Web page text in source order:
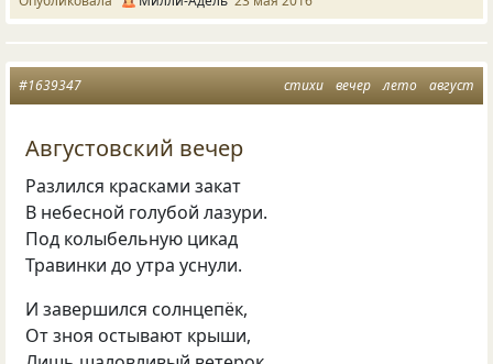
стихи вечер лето август
#1639347
Августовский вечер
Разлился красками закат
В небесной голубой лазури.
Под колыбельную цикад
Травинки до утра уснули.
И завершился солнцепёк,
От зноя остывают крыши,